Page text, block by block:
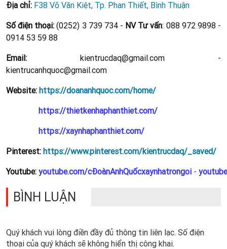
Địa chỉ: F38 Võ Văn Kiệt, Tp. Phan Thiết, Bình Thuận
Số điện thoại: (0252) 3 739 734 - NV Tư vấn: 088 972 9898 -
0914 53 59 88
Email: kientrucdaq@gmail.com -
kientrucanhquoc@gmail.com
Website: https://doananhquoc.com/home/
https://thietkenhaphanthiet.com/
https://xaynhaphanthiet.com/
Pinterest: https://www.pinterest.com/kientrucdaq/_saved/
Youtube: youtube.com/cĐoànAnhQuốcxaynhatrongoi -
BÌNH LUẬN
Quý khách vui lòng điền đầy đủ thông tin liên lạc. Số điện
thoại của quý khách sẽ không hiển thị công khai.